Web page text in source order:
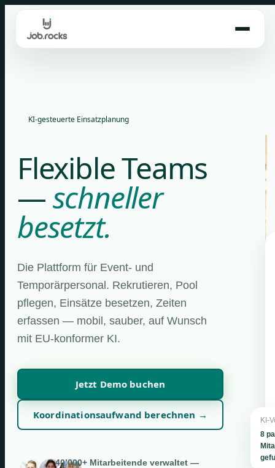
content
KI-gesteuerte Einsatzplanung
Flexible Teams
—schneller
besetzt.
Die Plattform für Event- und
Temporärpersonal. Rekrutieren, Pool
pflegen, Einsätze besetzen, Zeiten
erfassen — mobil, sauber, auf Wunsch
mit EU-konformer KI.
Jetzt Demo buchen
Koordinationsaufwand berechnen →
40’000+ Mitarbeitende verwaltet —
KI-
8